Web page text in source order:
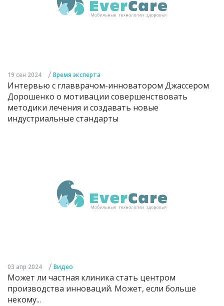
19 сен 2024 / Время эксперта
Интервью с главврачом-инноватором Джассером
Дорошенко о мотивации совершенствовать
методики лечения и создавать новые
индустриальные стандарты
03 апр 2024 / Видео
Может ли частная клиника стать центром
производства инноваций. Может, если больше
некому...